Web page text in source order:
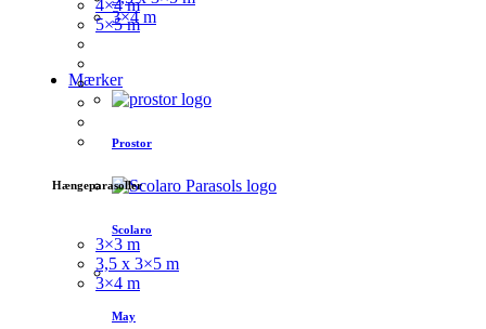
3×4 m
Mærker
Prostor
Scolaro
May
4×4 m
5×5 m
Hængeparasoller
3×3 m
3,5 x 3×5 m
3×4 m